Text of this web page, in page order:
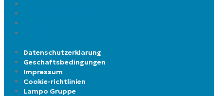
Datenschutzerklarung
Geschaftsbedingungen
Impressum
Cookie-richtlinien
Lampo Gruppe